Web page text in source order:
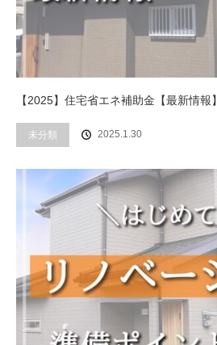
【2025】住宅省エネ補助金【最新情報】
未分類 2025.1.30